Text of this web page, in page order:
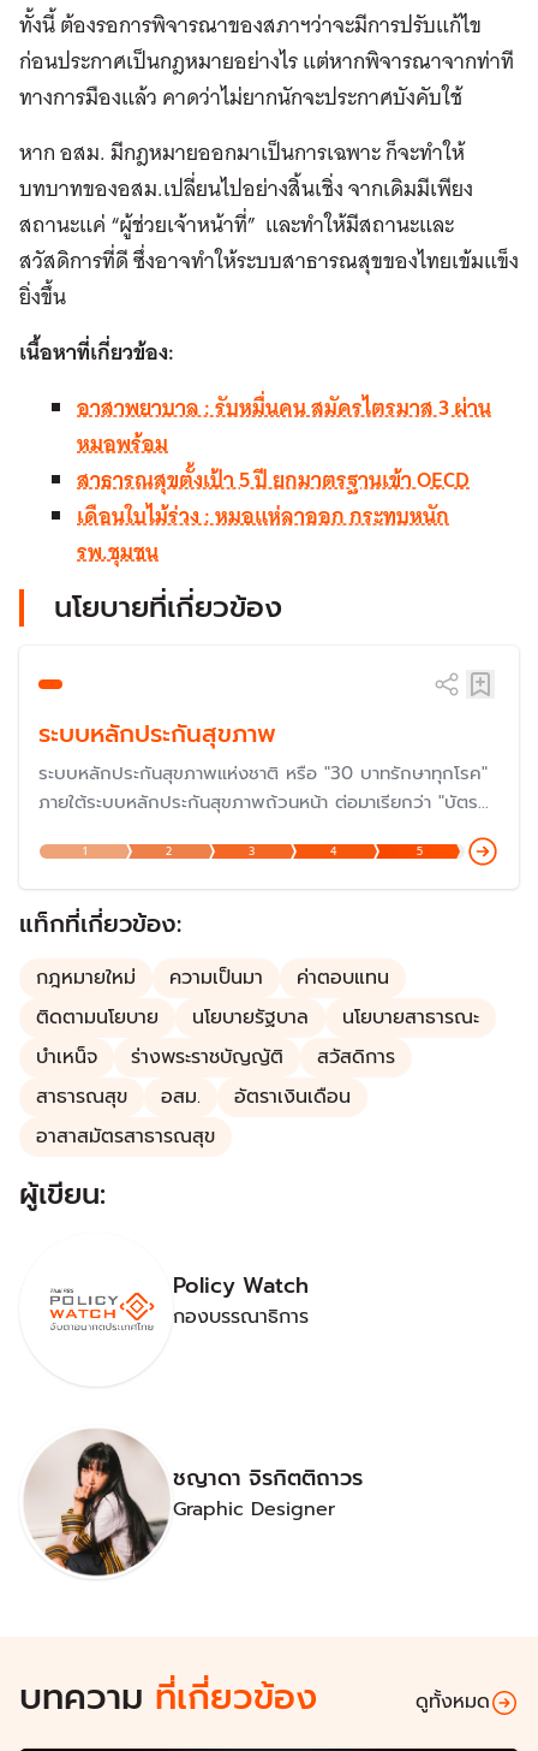
ทั้งนี้ ต้องรอการพิจารณาของสภาฯว่าจะมีการปรับแก้ไข
ก่อนประกาศเป็นกฎหมายอย่างไร แต่หากพิจารณาจากท่าที
ทางการมืองแล้ว คาดว่าไม่ยากนักจะประกาศบังคับใช้
หาก อสม. มีกฎหมายออกมาเป็นการเฉพาะ ก็จะทำให้
บทบาทของอสม.เปลี่ยนไปอย่างสิ้นเชิ่ง จากเดิมมีเพียง
สถานะแค่ “ผู้ช่วยเจ้าหน้าที่” และทำให้มีสถานะและ
สวัสดิการที่ดี ซึ่งอาจทำให้ระบบสาธารณสุขของไทยเข้มแข็ง
ยิ่งขึ้น
เนื้อหาที่เกี่ยวข้อง:
อาสาพยาบาล : รับหมื่นคน สมัครไตรมาส 3 ผ่าน
หมอพร้อม
สาธารณสุขตั้งเป้า 5 ปี ยกมาตรฐานเข้า OECD
เดือนใบไม้ร่วง : หมอแห่ลาออก กระทบหนัก
รพ.ชุมชน
นโยบายที่เกี่ยวข้อง
ระบบหลักประกันสุขภาพ
ระบบหลักประกันสุขภาพแห่งชาติ หรือ "30 บาทรักษาทุกโรค"
ภายใต้ระบบหลักประกันสุขภาพถ้วนหน้า ต่อมาเรียกว่า "บัตร
ก้าวสู่ปีที่ 23 ในปี 2568 แต่ปัญหายังต้องแก้ไขกันต่อไป โดย
เฉพาะเรื่องงบประมาณและการบริหารจัดการ แม้ว่าเป็นหนึ่งใน
นโยบายที่ประสบความสำเร็จมากที่สุด
1 2 3 4 5
แท็กที่เกี่ยวข้อง:
กฎหมายใหม่ ความเป็นมา
ค่าตอบแทน
ติดตามนโยบาย
นโยบายรัฐบาล
นโยบายสาธารณะ
บำเหน็จ
ร่างพระราชบัญญัติ
สวัสดิการ
สาธารณสุข
อสม.
อัตราเงินเดือน
อาสาสมัตรสาธารณสุข
ผู้เขียน:
Policy Watch
กองบรรณาธิการ
ชญาดา จิรกิตติถาวร
Graphic Designer
บทความ ที่เกี่ยวข้อง ดูทั้งหมด